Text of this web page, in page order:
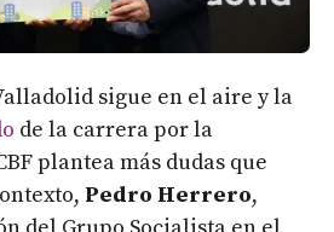
sigue en el aire y la
de la carrera por la
plantea más dudas que
Pedro Herrero,